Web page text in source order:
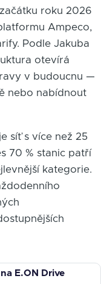
roku 2026
Ampeco,
Podle Jakuba
otevírá
v budoucnu —
nebo nabídnout
síť s více než 25
70 % stanic patří
kategorie.
E.ON Drive